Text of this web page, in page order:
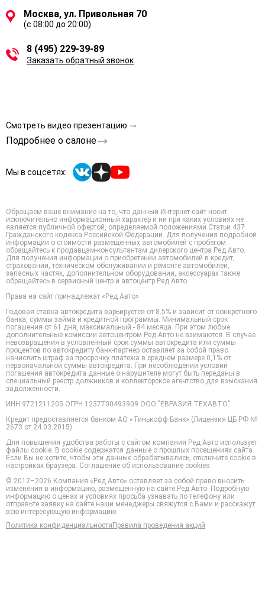
Москва, ул. Привольная 70
(с 08:00 до 20:00)
8 (495) 229-39-89
Заказать обратный звонок
Смотреть видео презентацию
Подробнее о салоне
Мы в соцсетях:
Обращаем ваше внимание на то, что данный Интернет-сайт носит
исключительно информационный характер и ни при каких условиях не
является публичной офертой, определяемой положениями Статьи 437
Гражданского кодекса Российской Федерации. Для получения подробной
информации о стоимости размещенных автомобилей с пробегом
обращайтесь к продавцам-консультантам дилерского центра Ред Авто.
Для получения информации о приобретении автомобилей в кредит,
страховании, техническом обслуживании и ремонте автомобилей,
запасных частях, дополнительном оборудовании, аксессуарах также
обращайтесь в сервисный центр и автоцентр Ред Авто.
Права на сайт принадлежат «Ред Авто»
Годовая ставка автокредита варьируется от 8.5% и зависит от конкретного
банка, суммы займа и кредитной программы. Минимальный срок
погашения от 61 дня, максимальный - 84 месяца. При этом любые
дополнительные комиссии автоцентром Ред Авто не взимаются. В случае
невозвращения в условленный срок суммы автокредита или суммы
процентов по автокредиту банк-партнер оставляет за собой право
начислить штраф за просрочку платежа в среднем размере 0,1% от
первоначальной суммы автокредита. При несоблюдении условий
погашения автокредита данные о нарушителе могут быть переданы в
специальный реестр должников и коллекторское агентство для взыскания
задолженности.
ИНН 9721211205 ОГРН 1237700493909 ООО "ЕВРАЗИЯ ТЕХАВТО"
Кредит предоставляется банком АО «Тинькофф Банк» (Лицензия ЦБ РФ №
2673 от 24.03.2015)
Для повышения удобства работы с сайтом компания Ред Авто использует
файлы cookie. В cookie содержатся данные о прошлых посещениях сайта.
Если Вы не хотите, чтобы эти данные обрабатывались, отключите cookie в
настройках браузера. Соглашение об использование cookies
©️ 2012–2026 Компания «Ред Авто» оставляет за собой право вносить
изменения в информацию, размещенную на сайте Ред Авто. Подробную
информацию о ценах и условиях просьба узнавать по телефону или
отправьте заявку на сайте наши менеджеры свяжутся с Вами и расскажут
всю интересующую информацию.
Политика конфиденциальностиПравила проведения акций